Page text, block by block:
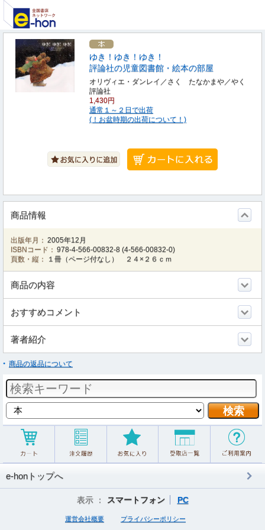
ゆき！ゆき！ゆき！
評論社の児童図書館・絵本の部屋
オリヴィエ・ダンレイ／さく たなかまや／やく
評論社
1,430円
通常１～２日で出荷
(！お盆時期の出荷について！)
商品情報
出版年月： 2005年12月
ISBNコード： 978-4-566-00832-8 (4-566-00832-0)
頁数・縦：
１冊（ページ付なし） ２４×２６ｃｍ
商品の内容
おすすめコメント
著者紹介
商品の返品について
e-honトップへ
表示 ： スマートフォン PC
運営会社概要 プライバシーポリシー